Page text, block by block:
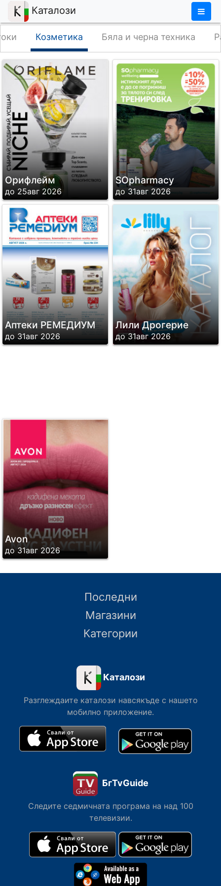
Каталози ×
Козметика Бяла и черна техника
Орифлейм
до 25авг 2026
SОpharmacy
до 31авг 2026
Аптеки РЕМЕДИУМ
до 31авг 2026
Лили Дрогерие
до 31авг 2026
Avon
до 31авг 2026
Последни
Магазини
Категории
Каталози
Разглеждаите каталози навсякъде с нашето
мобилно приложение.
БгTvGuide
Следите седмичната програма на над 100
телевизии.